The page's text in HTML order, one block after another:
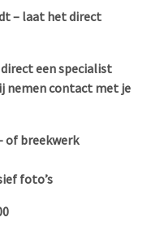
– laat het direct
een specialist
nemen contact met je
of breekwerk
foto’s